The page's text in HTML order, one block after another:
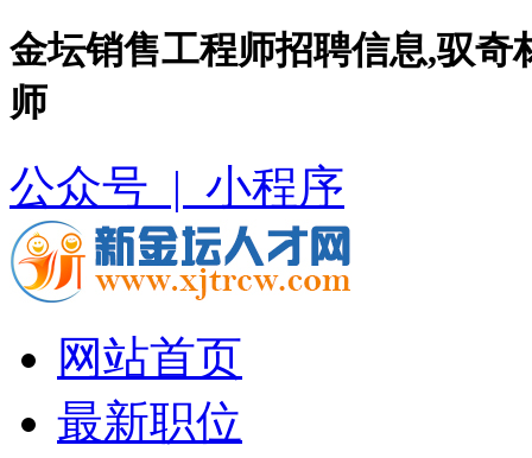
金坛销售工程师招聘信息,驭
师
公众号 | 小程序
网站首页
最新职位